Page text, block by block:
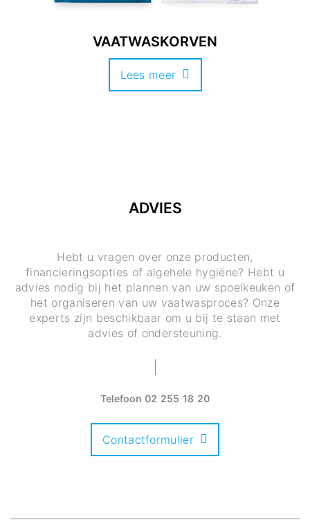
VAATWASKORVEN
Lees meer
ADVIES
Hebt u vragen over onze producten,
financieringsopties of algehele hygiëne? Hebt u
advies nodig bij het plannen van uw spoelkeuken of
het organiseren van uw vaatwasproces? Onze
experts zijn beschikbaar om u bij te staan met
advies of ondersteuning.
Telefoon 02 255 18 20
Contactformulier